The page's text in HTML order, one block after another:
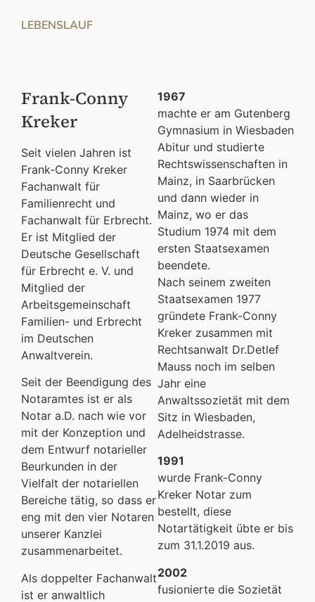
LEBENSLAUF
Frank-Conny
Kreker
Seit vielen Jahren ist
Frank-Conny Kreker
Fachanwalt für
Familienrecht und
Fachanwalt für Erbrecht.
Er ist Mitglied der
Deutsche Gesellschaft
für Erbrecht e. V. und
Mitglied der
Arbeitsgemeinschaft
Familien- und Erbrecht
im Deutschen
Anwaltverein.
Seit der Beendigung des
Notaramtes ist er als
Notar a.D. nach wie vor
mit der Konzeption und
dem Entwurf notarieller
Beurkunden in der
Vielfalt der notariellen
Bereiche tätig, so dass er
eng mit den vier Notaren
unserer Kanzlei
zusammenarbeitet.
Als doppelter Fachanwalt
ist er anwaltlich
1967
machte er am Gutenberg
Gymnasium in Wiesbaden
Abitur und studierte
Rechtswissenschaften in
Mainz, in Saarbrücken
und dann wieder in
Mainz, wo er das
Studium 1974 mit dem
ersten Staatsexamen
beendete.
Nach seinem zweiten
Staatsexamen 1977
gründete Frank-Conny
Kreker zusammen mit
Rechtsanwalt Dr.Detlef
Mauss noch im selben
Jahr eine
Anwaltssozietät mit dem
Sitz in Wiesbaden,
Adelheidstrasse.
1991
wurde Frank-Conny
Kreker Notar zum
bestellt, diese
Notartätigkeit übte er bis
zum 31.1.2019 aus.
2002
fusionierte die Sozietät